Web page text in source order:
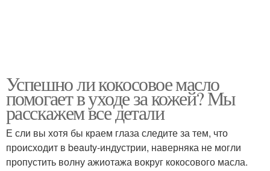
Успешно ли кокосовое масло
помогает в уходе за кожей? Мы
расскажем все детали
Е сли вы хотя бы краем глаза следите за тем, что
происходит в beauty-индустрии, наверняка не могли
пропустить волну ажиотажа вокруг кокосового масла.